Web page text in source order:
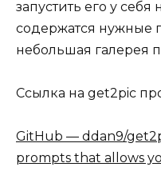
запустить его у себя
содержатся нужные
небольшая галерея
Ссылка на get2pic
GitHub — ddan9/
prompts that allows